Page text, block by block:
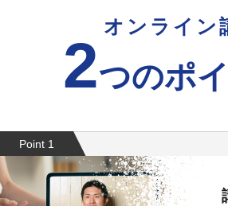
オンライン
2つのポ
Point 1